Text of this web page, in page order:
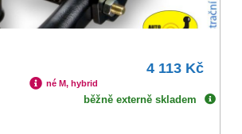
4 113 Kč
né M, hybrid
běžně externě skladem